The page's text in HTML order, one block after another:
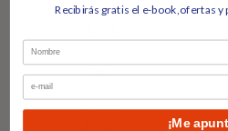
-
Recibirás gratis el e-book,ofertas y
Nombre
Email
¡Me